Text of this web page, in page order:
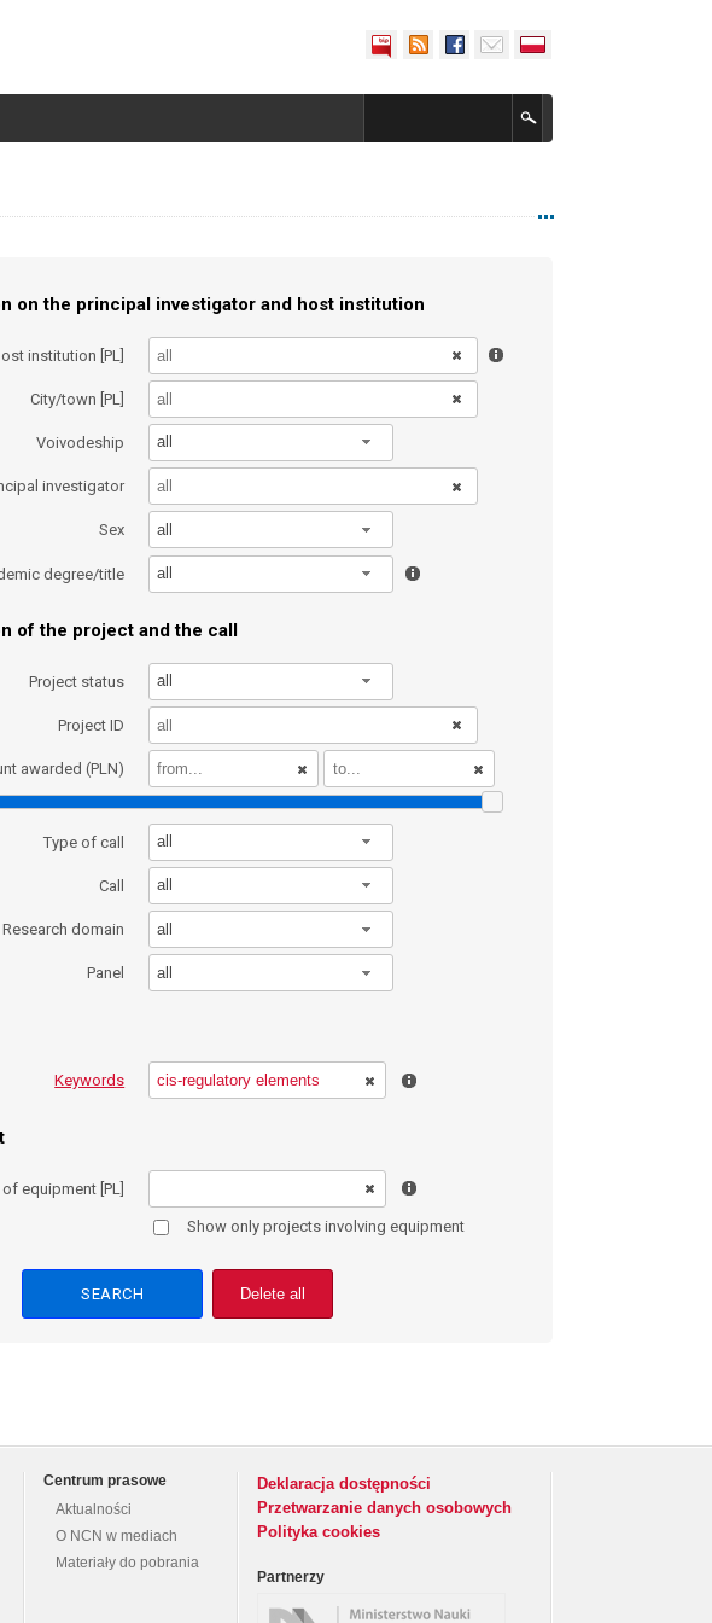
on the principal investigator and host institution
institution [PL]
City/town [PL]
Voivodeship all
investigator
Sex all
degree/title all
of the project and the call
Project status all
Project ID
awarded (PLN)
Type of call all
Call all
Research domain all
Panel all
Keywords
equipment [PL]
Show only projects involving equipment
Delete all
Centrum prasowe
Aktualności
O NCN w mediach
Materiały do pobrania
Deklaracja dostępności
Przetwarzanie danych osobowych
Polityka cookies
Partnerzy